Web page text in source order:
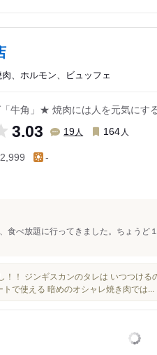
、ホルモン、ビュッフェ
牛角」★ 焼肉には人を元気にする
3.03 19人 164 人
-
食べ放題に行ってきました。ちょうど
！！ ジンギスカンのタレは いつつけ
で使える 暗めのオシャレ焼き肉では...